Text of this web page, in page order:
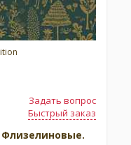
Задать вопрос
Быстрый заказ
Флизелиновые.